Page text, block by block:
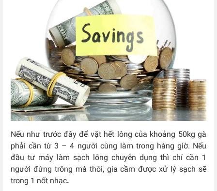
Nếu như trước đây để vặt hết lông của khoảng 50kg gà
phải cần từ 3 – 4 người cùng làm trong hàng giờ. Nếu
đầu tư máy làm sạch lông chuyên dụng thì chỉ cần 1
người đứng trông mà thôi, gia cầm được xử lý sạch sẽ
trong 1 nốt nhạc.